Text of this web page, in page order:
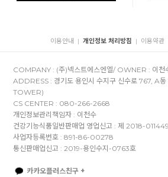
이용안내 | 개인정보 처리방침 | 이용약관
COMPANY : (주)넥스트에스엔엘/ OWNER : 이천
ADDRESS : 경기도 용인시 수지구 신수로 767, A동
TOWER)
CS CENTER : 080-266-2668
개인정보관리책임자 : 이천수
건강기능식품일반판매업 영업신고 : 제 2018-
사업자등록번호 : 891-86-00278
통신판매업신고 : 2019-용인수지-0763호
카카오플러스친구 +